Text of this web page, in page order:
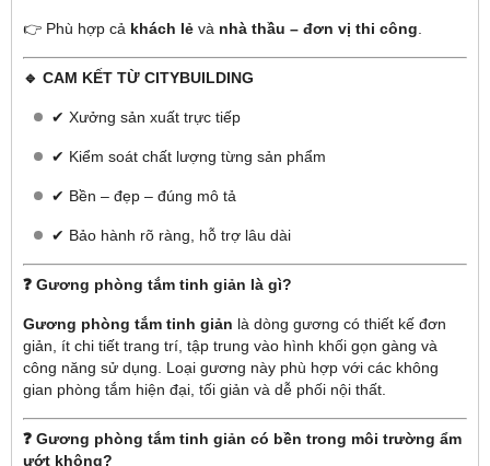
👉 Phù hợp cả khách lẻ và nhà thầu – đơn vị thi công
🔹 CAM KẾT TỪ CITYBUILDING
✔ Xưởng sản xuất trực tiếp
✔ Kiểm soát chất lượng từng sản phẩm
✔ Bền – đẹp – đúng mô tả
✔ Bảo hành rõ ràng, hỗ trợ lâu dài
❓ Gương phòng tắm tinh giản là gì?
Gương phòng tắm tinh giản là dòng gương có thiết kế đơn
giản, ít chi tiết trang trí, tập trung vào hình khối gọn gàng và
công năng sử dụng. Loại gương này phù hợp với các không
gian phòng tắm hiện đại, tối giản và dễ phối nội thất.
❓ Gương phòng tắm tinh giản có bền trong môi trường ẩm
ướt không?